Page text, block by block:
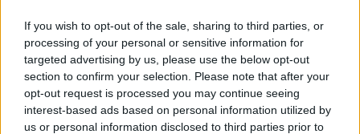
If you wish to opt-out of the sale, sharing to third parties, or
processing of your personal or sensitive information for
targeted advertising by us, please use the below opt-out
section to confirm your selection. Please note that after your
opt-out request is processed you may continue seeing
interest-based ads based on personal information utilized by
us or personal information disclosed to third parties prior to
Ο δικηγόρος του 36χρονου και του 38χρονου που
έκαναν την επίθεση δήλωσε στον ΣΚΑΪ πως «αυτά
τα περιστατικά όχι μόνο στην Ελλάδα, συμβαίνουν
και στη Βρετανία συμβαίνουν και στη Γερμανία